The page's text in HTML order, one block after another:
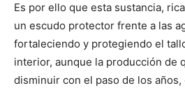
Es por ello que esta sustancia,
un escudo protector frente a las
fortaleciendo y protegiendo el
interior, aunque la producción de
disminuir con el paso de los